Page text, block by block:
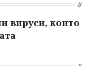
вируси, които